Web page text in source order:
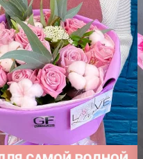
Просто так
Свадьба
Свидание
Спасибо!
Юбилей
Ребенку
Подруге
Сестре
Брату
Врачу
Коллеге
Бабушке